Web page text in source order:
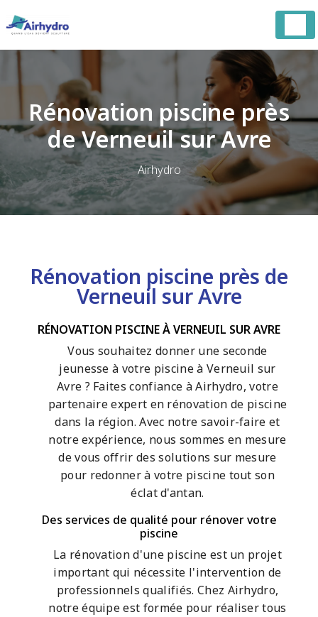
Rénovation piscine près
de Verneuil sur Avre
Airhydro
Rénovation piscine près de
Verneuil sur Avre
RÉNOVATION PISCINE À VERNEUIL SUR AVRE
Vous souhaitez donner une seconde
jeunesse à votre piscine à Verneuil sur
Avre ? Faites confiance à Airhydro, votre
partenaire expert en rénovation de piscine
dans la région. Avec notre savoir-faire et
notre expérience, nous sommes en mesure
de vous offrir des solutions sur mesure
pour redonner à votre piscine tout son
éclat d'antan.
Des services de qualité pour rénover votre
piscine
La rénovation d'une piscine est un projet
important qui nécessite l'intervention de
professionnels qualifiés. Chez Airhydro,
notre équipe est formée pour réaliser tous